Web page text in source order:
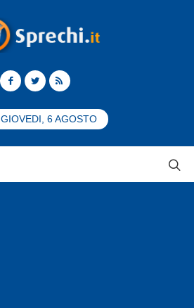
GIOVEDI, 6 AGOSTO